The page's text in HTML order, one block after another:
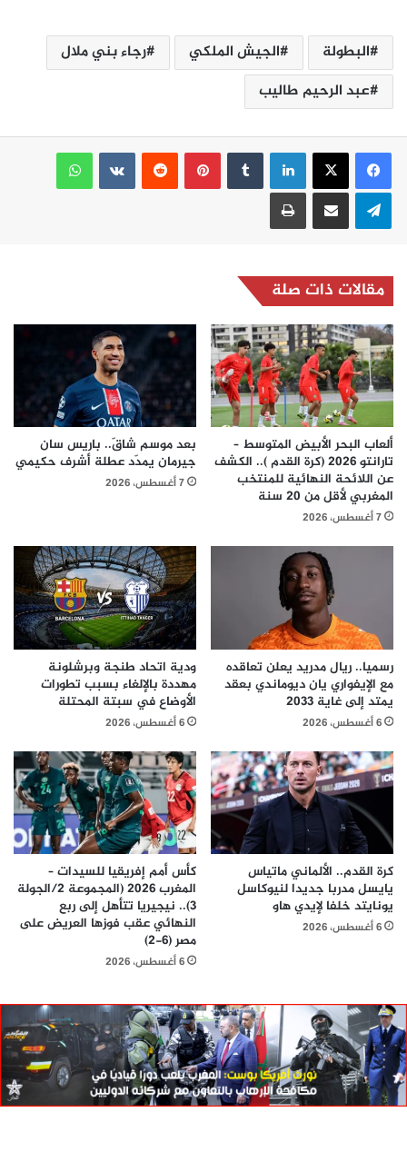
البطولة الجيش الملكي
رجاء بني ملال
عبد الرحيم طاليب
لينكدإن بينتيريست
واتساب
تيلقرام مشاركة عبر البريد طباعة
مقالات ذات صلة
ألعاب البحر الأبيض المتوسط –
تارانتو 2026 (كرة القدم ).. الكشف
عن اللائحة النهائية للمنتخب
المغربي لأقل من 20 سنة
7 أغسطس، 2026
بعد موسم شاقّ.. باريس سان
جيرمان يمدّد عطلة أشرف حكيمي
7 أغسطس، 2026
رسميا.. ريال مدريد يعلن تعاقده
مع الإيفواري يان ديوماندي بعقد
يمتد إلى غاية 2033
6 أغسطس، 2026
ودية اتحاد طنجة وبرشلونة
مهددة بالإلغاء بسبب تطورات
الأوضاع في سبتة المحتلة
6 أغسطس، 2026
كرة القدم.. الألماني ماتياس
يايسل مدربا جديدا لنيوكاسل
يونايتد خلفا لإيدي هاو
6 أغسطس، 2026
كأس أمم إفريقيا للسيدات –
المغرب 2026 (المجموعة 2/الجولة
3).. نيجيريا تتأهل إلى ربع
النهائي عقب فوزها العريض على
مصر (6-2)
6 أغسطس، 2026